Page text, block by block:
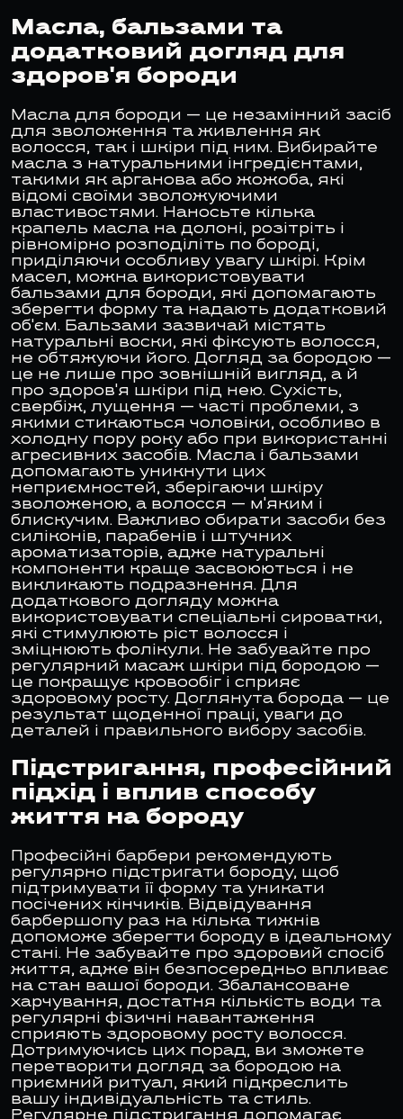
Масла, бальзами та
додатковий догляд для
здоров'я бороди
Масла для бороди — це незамінний засіб
для зволоження та живлення як
волосся, так і шкіри під ним. Вибирайте
масла з натуральними інгредієнтами,
такими як арганова або жожоба, які
відомі своїми зволожуючими
властивостями. Наносьте кілька
крапель масла на долоні, розітріть і
рівномірно розподіліть по бороді,
приділяючи особливу увагу шкірі. Крім
масел, можна використовувати
бальзами для бороди, які допомагають
зберегти форму та надають додатковий
об'єм. Бальзами зазвичай містять
натуральні воски, які фіксують волосся,
не обтяжуючи його. Догляд за бородою —
це не лише про зовнішній вигляд, а й
про здоров'я шкіри під нею. Сухість,
свербіж, лущення — часті проблеми, з
якими стикаються чоловіки, особливо в
холодну пору року або при використанні
агресивних засобів. Масла і бальзами
допомагають уникнути цих
неприємностей, зберігаючи шкіру
зволоженою, а волосся — м'яким і
блискучим. Важливо обирати засоби без
силіконів, парабенів і штучних
ароматизаторів, адже натуральні
компоненти краще засвоюються і не
викликають подразнення. Для
додаткового догляду можна
використовувати спеціальні сироватки,
які стимулюють ріст волосся і
зміцнюють фолікули. Не забувайте про
регулярний масаж шкіри під бородою —
це покращує кровообіг і сприяє
здоровому росту. Доглянута борода — це
результат щоденної праці, уваги до
деталей і правильного вибору засобів.
Підстригання, професійний
підхід і вплив способу
життя на бороду
Професійні барбери рекомендують
регулярно підстригати бороду, щоб
підтримувати її форму та уникати
посічених кінчиків. Відвідування
барбершопу раз на кілька тижнів
допоможе зберегти бороду в ідеальному
стані. Не забувайте про здоровий спосіб
життя, адже він безпосередньо впливає
на стан вашої бороди. Збалансоване
харчування, достатня кількість води та
регулярні фізичні навантаження
сприяють здоровому росту волосся.
Дотримуючись цих порад, ви зможете
перетворити догляд за бородою на
приємний ритуал, який підкреслить
вашу індивідуальність та стиль.